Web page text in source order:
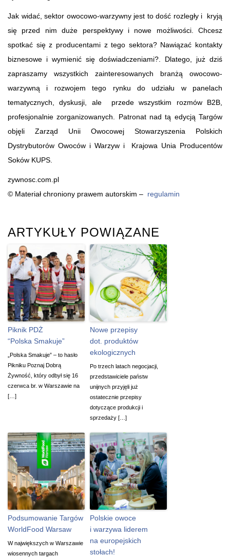
Jak widać, sektor owocowo-warzywny jest to dość rozległy i kryją
się przed nim duże perspektywy i nowe możliwości. Chcesz
spotkać się z producentami z tego sektora? Nawiązać kontakty
biznesowe i wymienić się doświadczeniami?. Dlatego, już dziś
zapraszamy wszystkich zainteresowanych branżą owocowo-
warzywną i rozwojem tego rynku do udziału w panelach
tematycznych, dyskusji, ale przede wszystkim rozmów B2B,
profesjonalnie zorganizowanych. Patronat nad tą edycją Targów
objęli Zarząd Unii Owocowej Stowarzyszenia Polskich
Dystrybutorów Owoców i Warzyw i Krajowa Unia Producentów
Soków KUPS.
zywnosc.com.pl
© Materiał chroniony prawem autorskim – regulamin
ARTYKUŁY POWIĄZANE
Piknik PDŻ
“Polska Smakuje”
„Polska Smakuje” – to hasło
Pikniku Poznaj Dobrą
Żywność, który odbył się 16
czerwca br. w Warszawie na
[…]
Nowe przepisy
dot. produktów
ekologicznych
Po trzech latach negocjacji,
przedstawiciele państw
unijnych przyjęli już
ostatecznie przepisy
dotyczące produkcji i
sprzedaży […]
Podsumowanie Targów
WorldFood Warsaw
W największych w Warszawie
wiosennych targach
Polskie owoce
i warzywa liderem
na europejskich
stołach!